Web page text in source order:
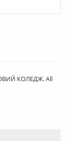
КОЛЕДЖ. All